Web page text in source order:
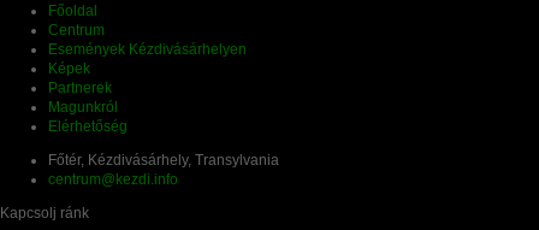
Főoldal
Centrum
Események Kézdivásárhelyen
Képek
Partnerek
Magunkról
Elérhetőség
Főtér, Kézdivásárhely, Transylvania
centrum@kezdi.info
Kapcsolj ránk